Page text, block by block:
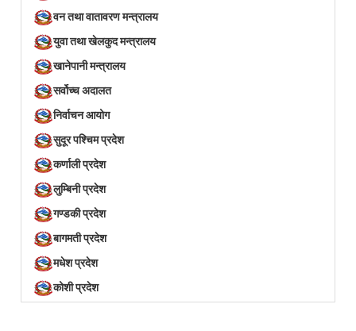
वन तथा वातावरण मन्त्रालय
युवा तथा खेलकुद मन्त्रालय
खानेपानी मन्त्रालय
सर्वोच्च अदालत
निर्वाचन आयोग
सुदूर पश्चिम प्रदेश
कर्णाली प्रदेश
लुम्बिनी प्रदेश
गण्डकी प्रदेश
बागमती प्रदेश
मधेश प्रदेश
कोशी प्रदेश